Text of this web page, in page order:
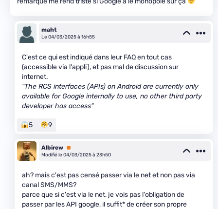
maht
Le 04/03/2025 à 16h55
C'est ce qui est indiqué dans leur FAQ en tout cas
(accessible via l'appli), et pas mal de discussion sur
internet.
"The RCS interfaces (APIs) on Android are currently only
available for Google internally to use, no other third party
developer has access"
5 9
Albirew Premium
Modifié le 04/03/2025 à 23h50
ah? mais c'est pas censé passer via le net et non pas via
canal SMS/MMS?
parce que si c'est via le net, je vois pas l'obligation de
passer par les API google, il suffit* de créer son propre